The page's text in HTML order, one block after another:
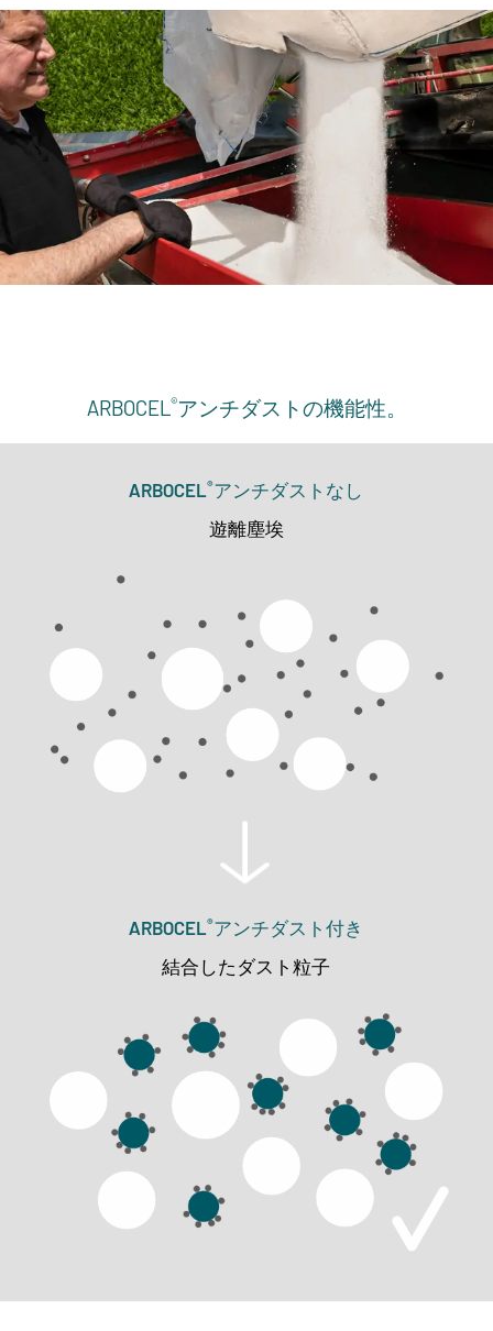
ARBOCEL®アンチダストの機能性。
ARBOCEL®アンチダストなし
遊離塵埃
ARBOCEL®アンチダスト付き
結合したダスト粒子